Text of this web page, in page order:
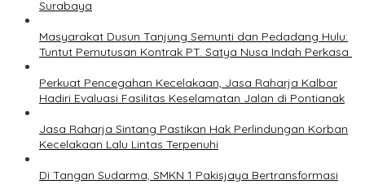
Surabaya
Masyarakat Dusun Tanjung Semunti dan Pedadang Hulu:
Tuntut Pemutusan Kontrak PT. Satya Nusa Indah Perkasa ‎
Perkuat Pencegahan Kecelakaan, Jasa Raharja Kalbar
Hadiri Evaluasi Fasilitas Keselamatan Jalan di Pontianak
Jasa Raharja Sintang Pastikan Hak Perlindungan Korban
Kecelakaan Lalu Lintas Terpenuhi
Di Tangan Sudarma, SMKN 1 Pakisjaya Bertransformasi